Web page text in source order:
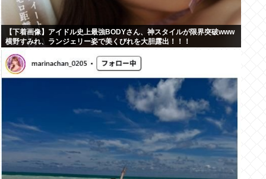
【下着画像】アイドル史上最強BODYさん、神スタイルが限界突破www
横野すみれ、ランジェリー姿で美くびれを大胆露出！！！